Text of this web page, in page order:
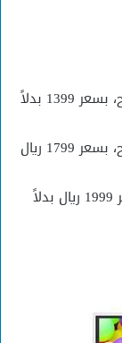
شاشة عرض 49 بوصة، ذكي فائق الوضوح، بسعر 1399 بدلاً
شاشة عرض 55 بوصة، ذكي فائق الوضوح، بسعر 1799 ريال
شاشة عرض 55 بوصة، منحني ذكي، بسعر 1999 ريال بدلاً